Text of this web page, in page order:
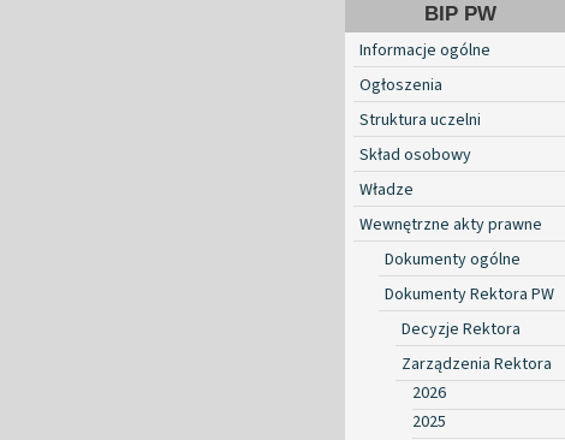
BIP PW
Informacje ogólne
Ogłoszenia
Struktura uczelni
Skład osobowy
Władze
Wewnętrzne akty prawne
Dokumenty ogólne
Dokumenty Rektora PW
Decyzje Rektora
Zarządzenia Rektora
2026
2025